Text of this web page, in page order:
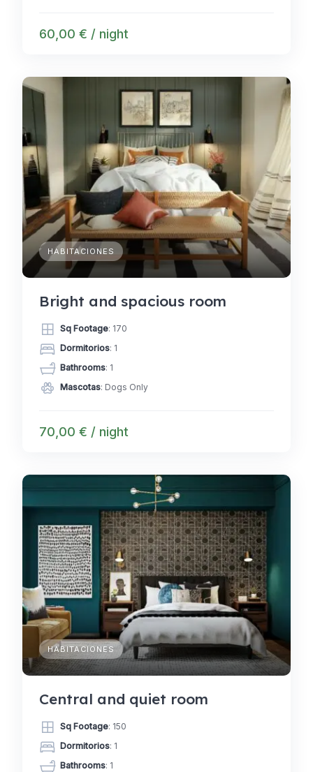
60,00 € / night
HABITACIONES
Bright and spacious room
Sq Footage: 170
Dormitorios: 1
Bathrooms: 1
Mascotas: Dogs Only
70,00 € / night
HABITACIONES
Central and quiet room
Sq Footage: 150
Dormitorios: 1
Bathrooms: 1